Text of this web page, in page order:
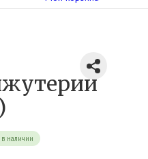
наличии